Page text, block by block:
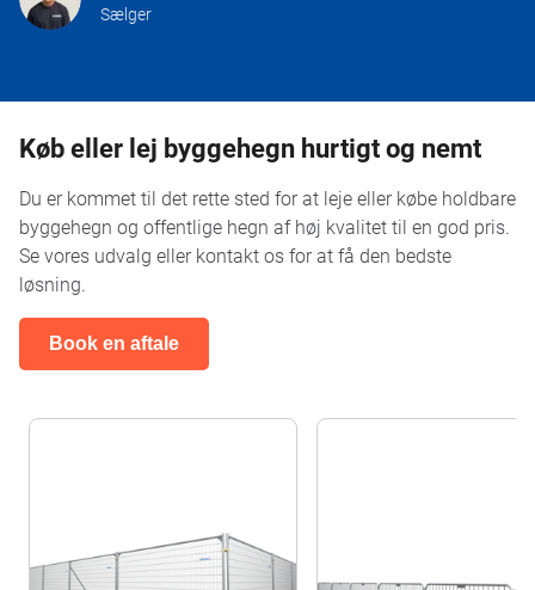
Sælger
Køb eller lej byggehegn hurtigt og nemt
Du er kommet til det rette sted for at leje eller købe holdbare
byggehegn og offentlige hegn af høj kvalitet til en god pris.
Se vores udvalg eller kontakt os for at få den bedste
løsning.
Book en aftale